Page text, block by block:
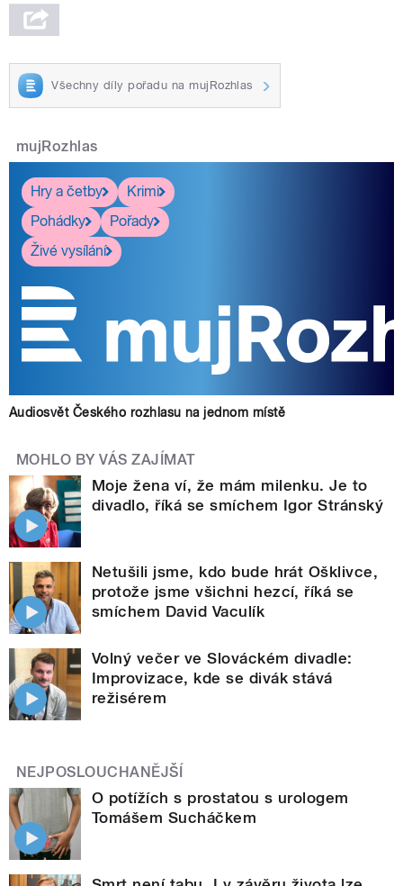
Všechny díly pořadu na mujRozhlas
mujRozhlas
Hry a četby
Krimi
Pohádky
Pořady
Živé vysílání
Audiosvět Českého rozhlasu na jednom místě
MOHLO BY VÁS ZAJÍMAT
Moje žena ví, že mám milenku. Je to
divadlo, říká se smíchem Igor Stránský
Netušili jsme, kdo bude hrát Ošklivce,
protože jsme všichni hezcí, říká se
smíchem David Vaculík
Volný večer ve Slováckém divadle:
Improvizace, kde se divák stává
režisérem
NEJPOSLOUCHANĚJŠÍ
O potížích s prostatou s urologem
Tomášem Sucháčkem